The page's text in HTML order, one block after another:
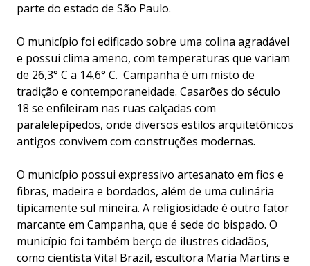
parte do estado de São Paulo.
O município foi edificado sobre uma colina agradável
e possui clima ameno, com temperaturas que variam
de 26,3° C a 14,6° C. Campanha é um misto de
tradição e contemporaneidade. Casarões do século
18 se enfileiram nas ruas calçadas com
paralelepípedos, onde diversos estilos arquitetônicos
antigos convivem com construções modernas.
O município possui expressivo artesanato em fios e
fibras, madeira e bordados, além de uma culinária
tipicamente sul mineira. A religiosidade é outro fator
marcante em Campanha, que é sede do bispado. O
município foi também berço de ilustres cidadãos,
como cientista Vital Brazil, escultora Maria Martins e